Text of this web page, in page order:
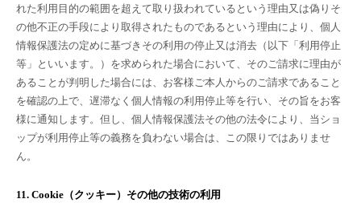
れた利用目的の範囲を超えて取り扱われているという理由又は偽りそ
の他不正の手段により取得されたものであるという理由により、個人
情報保護法の定めに基づきその利用の停止又は消去（以下「利用停止
等」といいます。）を求められた場合において、そのご請求に理由が
あることが判明した場合には、お客様ご本人からのご請求であること
を確認の上で、遅滞なく個人情報の利用停止等を行い、その旨をお客
様に通知します。但し、個人情報保護法その他の法令により、当ショ
ップが利用停止等の義務を負わない場合は、この限りではありませ
ん。
11. Cookie（クッキー）その他の技術の利用